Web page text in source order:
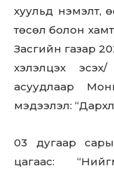
хуульд нэмэлт,
төсөл болон хамт
Засгийн газар
хэлэлцэх
асуудлаар
мэдээлэл:
03 дугаар
цагаас: